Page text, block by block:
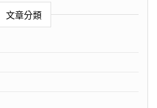
文章分類